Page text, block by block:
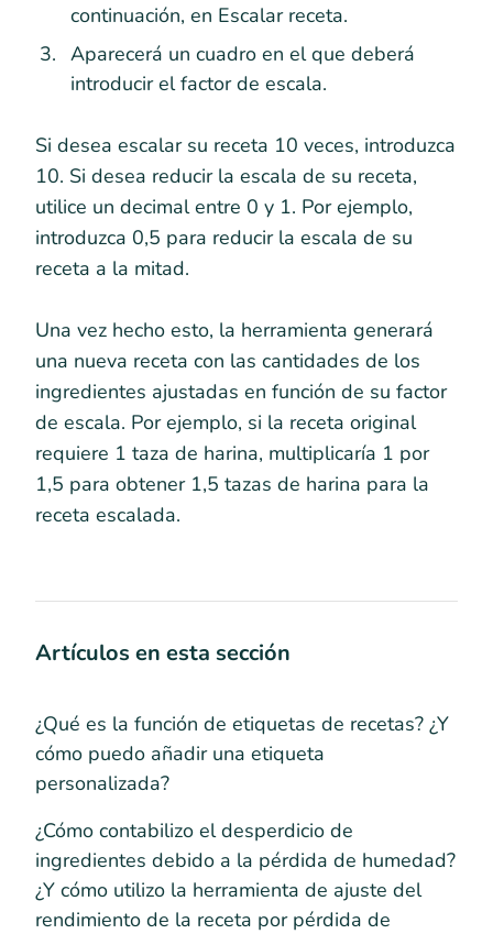
Artículos en esta sección
¿Qué es la función de etiquetas de recetas? ¿Y
cómo puedo añadir una etiqueta
personalizada?
¿Cómo contabilizo el desperdicio de
ingredientes debido a la pérdida de humedad?
¿Y cómo utilizo la herramienta de ajuste del
rendimiento de la receta por pérdida de
continuación, en Escalar receta.
Aparecerá un cuadro en el que deberá
introducir el factor de escala.
Si desea escalar su receta 10 veces, introduzca
10. Si desea reducir la escala de su receta,
utilice un decimal entre 0 y 1. Por ejemplo,
introduzca 0,5 para reducir la escala de su
receta a la mitad.
Una vez hecho esto, la herramienta generará
una nueva receta con las cantidades de los
ingredientes ajustadas en función de su factor
de escala. Por ejemplo, si la receta original
requiere 1 taza de harina, multiplicaría 1 por
1,5 para obtener 1,5 tazas de harina para la
receta escalada.